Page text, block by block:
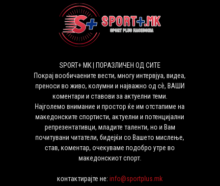
SPORT+ MK | ПОРАЗЛИЧЕН ОД СИТЕ
Покрај вообичаените вести, многу интервјуа, видеа,
преноси во живо, колумни и најважно од сѐ, ВАШИ
коментари и ставови за актуелни теми.
Најголемо внимание и простор ќе им отстапиме на
македонските спортисти, актуелни и потенцијални
репрезентативци, младите таленти, но и Вам
почитувани читатели, бидејќи со Вашето мислење,
став, коментар, очекуваме подобро утре во
македонскиот спорт.
контактирајте не:info@sportplus.mk